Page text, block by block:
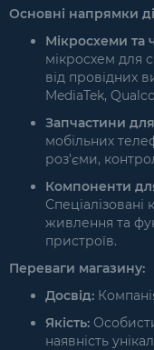
Основні напрямки
Мікросхеми та
мікросхем для
від провідних
MediaTek,
Запчастини
мобільних
роз'єми,
Компоненти
живлення та
пристроїв.
Переваги магазину:
Досвід:
Якість:
наявність